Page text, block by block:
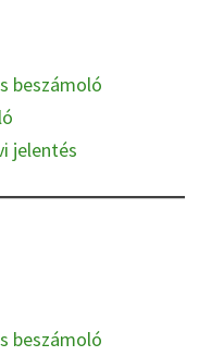
beszámoló
jelentés
beszámoló